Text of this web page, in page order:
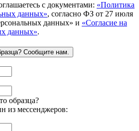
с документами: «Политика
данных», согласно ФЗ от 27 июля
данных» и «Согласие на
данных».
Сообщите нам.
образца?
из мессенджеров: